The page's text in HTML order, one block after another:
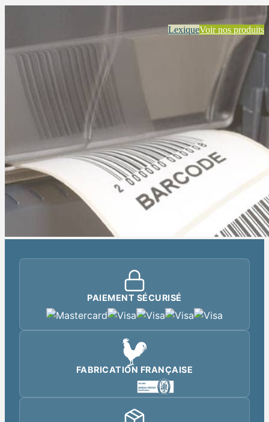
LexiqueVoir nos produits
PAIEMENT SÉCURISÉ
FABRICATION FRANÇAISE